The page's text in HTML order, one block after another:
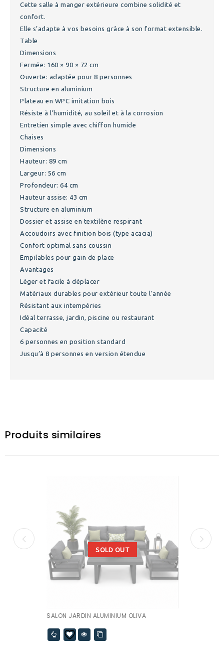
Cette salle à manger extérieure combine solidité et
confort.
Elle s’adapte à vos besoins grâce à son format extensible.
Table
Dimensions
Fermée: 160 × 90 × 72 cm
Ouverte: adaptée pour 8 personnes
Structure en aluminium
Plateau en WPC imitation bois
Résiste à l’humidité, au soleil et à la corrosion
Entretien simple avec chiffon humide
Chaises
Dimensions
Hauteur: 89 cm
Largeur: 56 cm
Profondeur: 64 cm
Hauteur assise: 43 cm
Structure en aluminium
Dossier et assise en textilène respirant
Accoudoirs avec finition bois (type acacia)
Confort optimal sans coussin
Empilables pour gain de place
Avantages
Léger et facile à déplacer
Matériaux durables pour extérieur toute l’année
Résistant aux intempéries
Idéal terrasse, jardin, piscine ou restaurant
Capacité
6 personnes en position standard
Jusqu’à 8 personnes en version étendue
Produits similaires
SOLD OUT
SALON JARDIN ALUMINIUM OLIVA